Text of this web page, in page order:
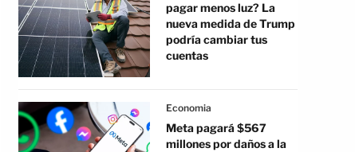
pagar menos luz? La
nueva medida de Trump
podría cambiar tus
cuentas
Economia
Meta pagará $567
millones por daños a la